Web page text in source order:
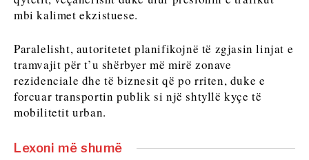
Financa
Shkencë
Minierat
Shitje me pakicë
Qëndrueshmëri
Teknologji
Turizëm
FMCG
Minierat
Shitje
me
pakicë
Qëndrueshmëri
Telekom
mbi kalimet ekzistuese.
Paralelisht, autoritetet planifikojnë të zgjasin linjat e
tramvajit për t’u shërbyer më mirë zonave
rezidenciale dhe të biznesit që po rriten, duke e
forcuar transportin publik si një shtyllë kyçe të
mobilitetit urban.
Lexoni më shumë